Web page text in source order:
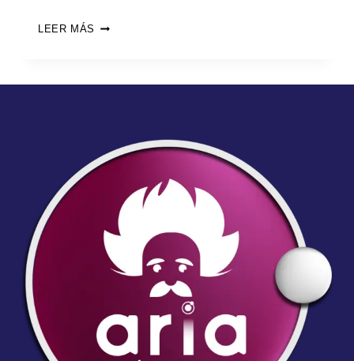
LEER MÁS